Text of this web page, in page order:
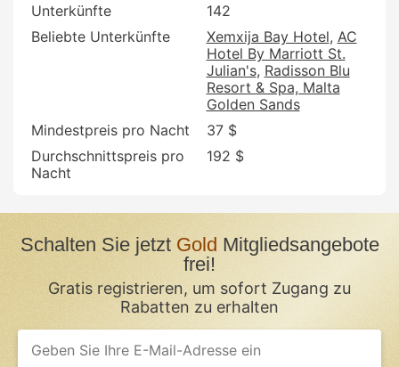
Unterkünfte
142
Beliebte Unterkünfte
Xemxija Bay Hotel AC
Hotel By Marriott St.
Julian's Radisson Blu
Resort & Spa, Malta
Golden Sands
Mindestpreis pro Nacht
37 $
Durchschnittspreis pro
Nacht
192 $
Schalten Sie jetztGold Mitgliedsangebote
frei!
Gratis registrieren, um sofort Zugang zu
Rabatten zu erhalten
If
you